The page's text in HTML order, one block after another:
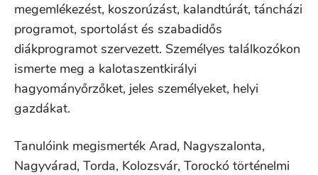
megemlékezést, koszorúzást, kalandtúrát, táncházi
programot, sportolást és szabadidős
diákprogramot szervezett. Személyes találkozókon
ismerte meg a kalotaszentkirályi
hagyományőrzőket, jeles személyeket, helyi
gazdákat.
Tanulóink megismerték Arad, Nagyszalonta,
Nagyvárad, Torda, Kolozsvár, Torockó történelmi